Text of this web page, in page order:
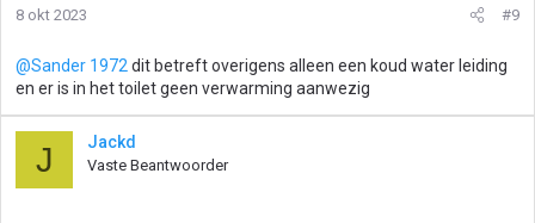
8 okt 2023 #9
@Sander 1972 dit betreft overigens alleen een koud water leiding
en er is in het toilet geen verwarming aanwezig
J Jackd
Vaste Beantwoorder